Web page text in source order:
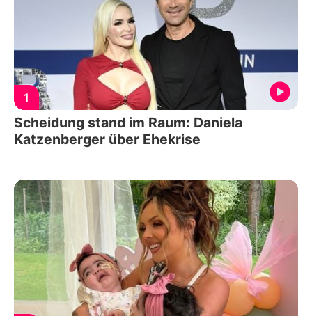
1
Scheidung stand im Raum: Daniela
Katzenberger über Ehekrise